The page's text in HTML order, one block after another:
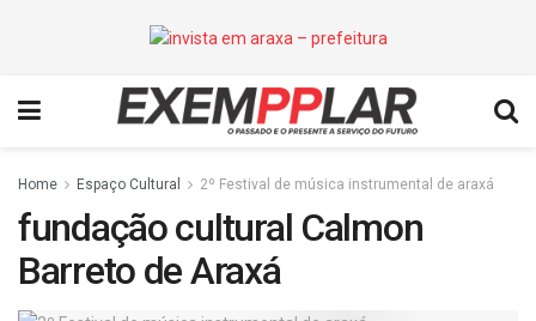
Home Espaço Cultural 2º Festival de música instrumental de araxá
fundação cultural Calmon
Barreto de Araxá